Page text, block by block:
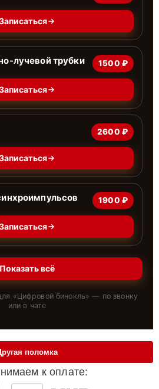
лучевой трубки 1500 ₽
2600 ₽
1900 ₽
Показать всё
«Цифровой бинокль» — по звонку
или в чате
к оплате:
поломка